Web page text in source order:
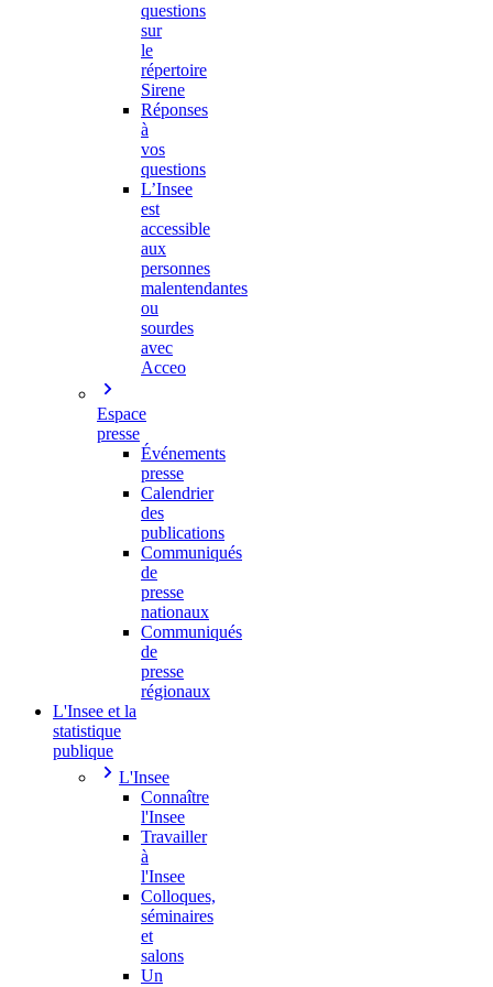
questions
sur
le
répertoire
Sirene
Réponses
à
vos
questions
L’Insee
est
accessible
aux
personnes
malentendantes
ou
sourdes
avec
Acceo
Espace
presse
Événements
presse
Calendrier
des
publications
Communiqués
de
presse
nationaux
Communiqués
de
presse
régionaux
L'Insee et la
statistique
publique
L'Insee
Connaître
l'Insee
Travailler
à
l'Insee
Colloques,
séminaires
et
salons
Un